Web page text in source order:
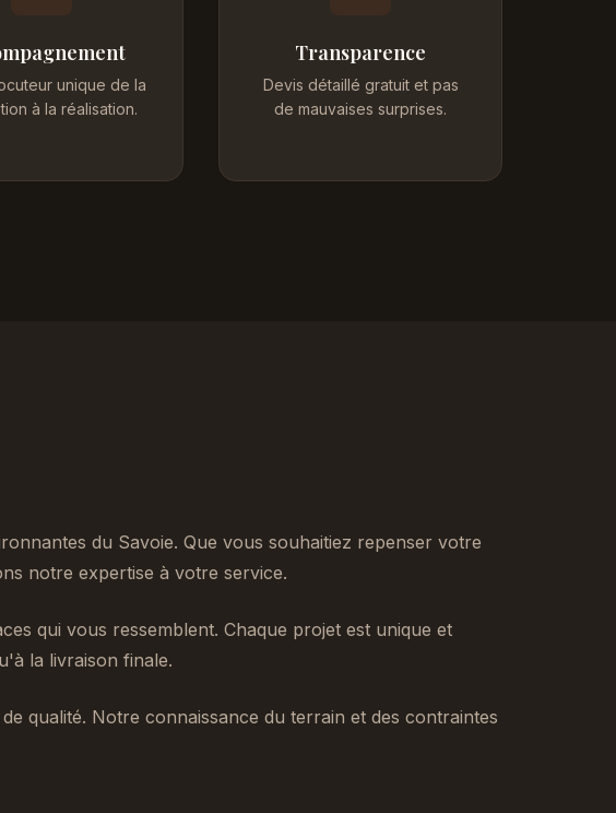
unique de la
à la réalisation.
Transparence
Devis détaillé gratuit et pas
de mauvaises surprises.
du Savoie. Que vous souhaitiez repenser votre
notre expertise à votre service.
qui vous ressemblent. Chaque projet est unique et
la livraison finale.
qualité. Notre connaissance du terrain et des contraintes